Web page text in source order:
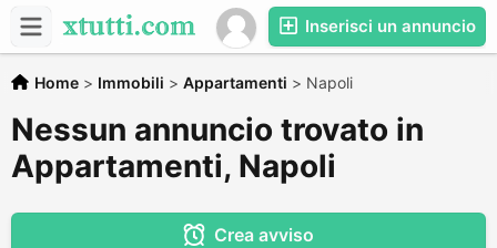
Inserisci un annuncio
Home > Immobili > Appartamenti > Napoli
Nessun annuncio trovato in
Appartamenti, Napoli
Crea avviso